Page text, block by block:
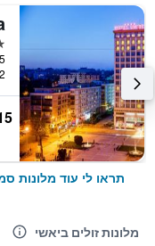
4 כוכבים
0.2
תראו לי עוד מלונות
מלונות זולים ביאשי